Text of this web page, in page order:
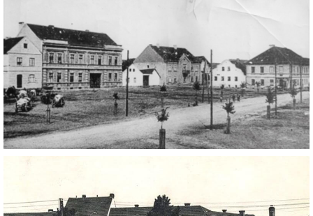
Kontakt:
tel. 773 916 275
info@domdej.cz
--------------------------------------------------------------
Tento projekt je realizován za finanční podpory
města Domažlice.
© 2026 eStránky.cz |Aktualizováno: 17. 7. 2026 | Nahoru ↑